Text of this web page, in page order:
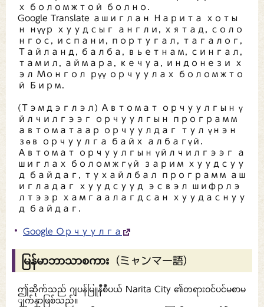
х боломжтой болно.
Google Translate ашиглан Нарита хоты
н нүүр хуудсыг англи, хятад, соло
нгос, испани, португал, тагалог,
Тайланд, балба, вьетнам, сингал,
тамил, аймара, кечуа, индонези х
эл Монгол рүү орчуулах боломжто
й Бирм.
(Тэмдэглэл) Автомат орчуулгын ү
йлчилгээг орчуулгын программ
автоматаар орчуулдаг тул үнэн
зөв орчуулга байх албагүй.
Автомат орчуулгын үйлчилгээг а
шиглах боломжгүй зарим хуудсуу
д байдаг, тухайлбал программ аш
игладаг хуудсууд эсвэл шифрлэ
лтээр хамгаалагдсан хуудаснуу
д байдаг.
Google Орчуулга
မြန်မာဘာသာစကား（ミャンマー語）
ဤဆိုက်သည် ဂျပန်မြူနီစီပယ် Narita City ၏တရားဝင်ပင်မစာမ
ျက်နှာဖြစ်သည်။